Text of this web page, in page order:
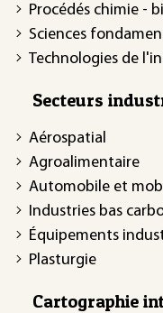
Procédés chimie -
Sciences
Technologies de
Secteurs
Aérospatial
Agroalimentaire
Automobile et
Industries bas
Équipements
Plasturgie
Cartographie